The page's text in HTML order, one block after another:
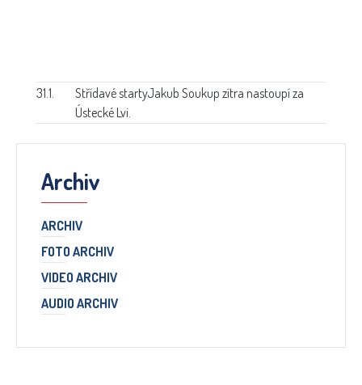
31.1. Střídavé startyJakub Soukup zítra nastoupí za
Ústecké Lvi.
Archiv
ARCHIV
FOTO ARCHIV
VIDEO ARCHIV
AUDIO ARCHIV